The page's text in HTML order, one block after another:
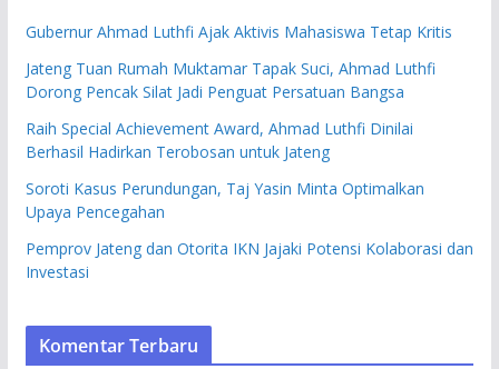
Gubernur Ahmad Luthfi Ajak Aktivis Mahasiswa Tetap Kritis
Jateng Tuan Rumah Muktamar Tapak Suci, Ahmad Luthfi
Dorong Pencak Silat Jadi Penguat Persatuan Bangsa
Raih Special Achievement Award, Ahmad Luthfi Dinilai
Berhasil Hadirkan Terobosan untuk Jateng
Soroti Kasus Perundungan, Taj Yasin Minta Optimalkan
Upaya Pencegahan
Pemprov Jateng dan Otorita IKN Jajaki Potensi Kolaborasi dan
Investasi
Komentar Terbaru